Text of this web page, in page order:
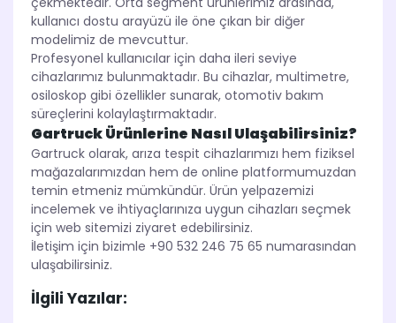
kullanıcı dostu arayüzü ile öne çıkan bir diğer
modelimiz de mevcuttur.
Profesyonel kullanıcılar için daha ileri seviye
cihazlarımız bulunmaktadır. Bu cihazlar, multimetre,
osiloskop gibi özellikler sunarak, otomotiv bakım
süreçlerini kolaylaştırmaktadır.
Gartruck Ürünlerine Nasıl Ulaşabilirsiniz?
Gartruck olarak, arıza tespit cihazlarımızı hem fiziksel
mağazalarımızdan hem de online platformumuzdan
temin etmeniz mümkündür. Ürün yelpazemizi
incelemek ve ihtiyaçlarınıza uygun cihazları seçmek
için web sitemizi ziyaret edebilirsiniz.
İletişim için bizimle +90 532 246 75 65 numarasından
ulaşabilirsiniz.
İlgili Yazılar: